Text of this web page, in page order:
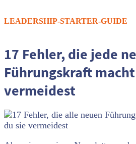
LEADERSHIP-STARTER-GUIDE
17 Fehler, die jede
Führungskraft
vermeidest